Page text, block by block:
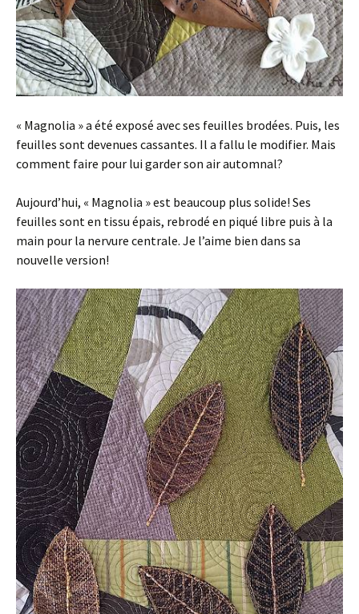
« Magnolia » a été exposé avec ses feuilles brodées. Puis, les
feuilles sont devenues cassantes. Il a fallu le modifier. Mais
comment faire pour lui garder son air automnal?
Aujourd’hui, « Magnolia » est beaucoup plus solide! Ses
feuilles sont en tissu épais, rebrodé en piqué libre puis à la
main pour la nervure centrale. Je l’aime bien dans sa
nouvelle version!